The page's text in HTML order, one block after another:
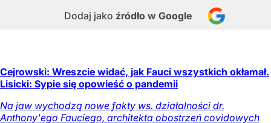
Dodaj jako źródło w Google
Cejrowski: Wreszcie widać, jak Fauci wszystkich okłamał.
Lisicki: Sypie się opowieść o pandemii
Na jaw wychodzą nowe fakty ws. działalności dr.
Anthony'ego Fauciego, architekta obostrzeń covidowych